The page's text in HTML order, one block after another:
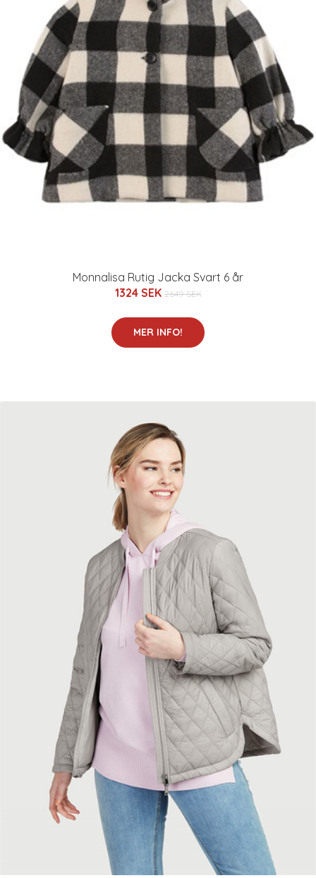
Monnalisa Rutig Jacka Svart 6 år
1324 SEK 2649 SEK
MER INFO!